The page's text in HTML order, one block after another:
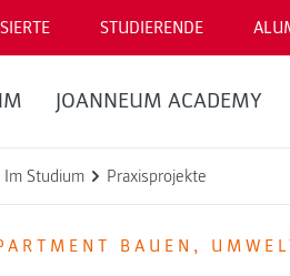
STUDIERENDE
JOANNEUM ACADEMY
Im Studium Praxisprojekte
BAUEN,